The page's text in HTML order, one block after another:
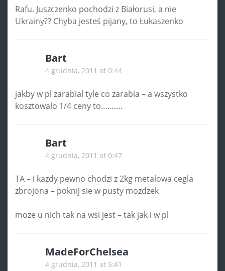
Rafu. Juszczenko pochodzi z Białorusi, a nie
Ukrainy?? Chyba jesteś pijany, to Łukaszenko
Bart
4 grudnia, 2011 at 0:44
jakby w pl zarabial tyle co zarabia – a wszystko
kosztowalo 1/4 ceny to……….
Bart
4 grudnia, 2011 at 0:47
TA – i kazdy pewno chodzi z 2kg metalowa cegla
zbrojona – poknij sie w pusty mozdzek
moze u nich tak na wsi jest – tak jak i w pl
MadeForChelsea
4 grudnia, 2011 at 5:41